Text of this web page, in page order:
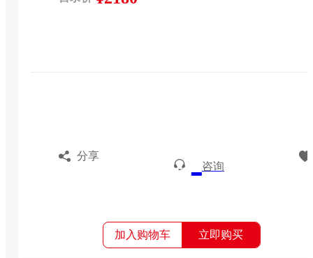
分享
咨询
加入购物车 立即购买